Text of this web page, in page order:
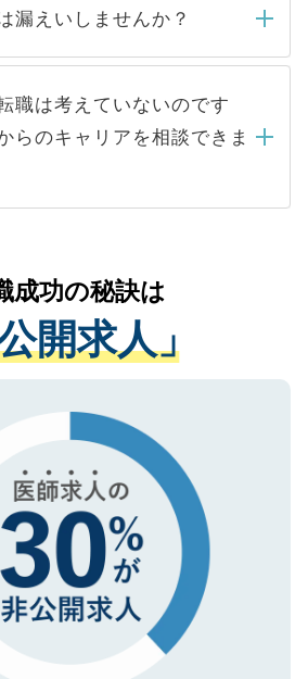
避けるため 人気のある医療機
しまうと、応募が殺到する場
が求める条件に合った人材の
会社に依頼するケースが増え
に応募先から内定をいただい
必要はありません。内定先へ
はキャリアパートナーが行い
安心ください。
漏えいしませんか？
えいすることはありませんの
ださい。当サイトからの登録
たご登録者様の個人情報は、
リアアップおよび転職活動の
使用いたします。お預かりし
の個人データはご本人の許可
の取り扱いについての厳密な
たした事業者のみに付与され
シーマークを取得済みです。
いた個人情報は、SSL（デー
に関してもご安心ください。
職は考えていないのです
らのキャリアを相談できま
現在の医療機関の状況や紹介
ながら、適切なアドバイスを
きます。すぐにご転職をされ
長期的なサポートが可能です
ご登録ください。
成功の秘訣は
開求人」